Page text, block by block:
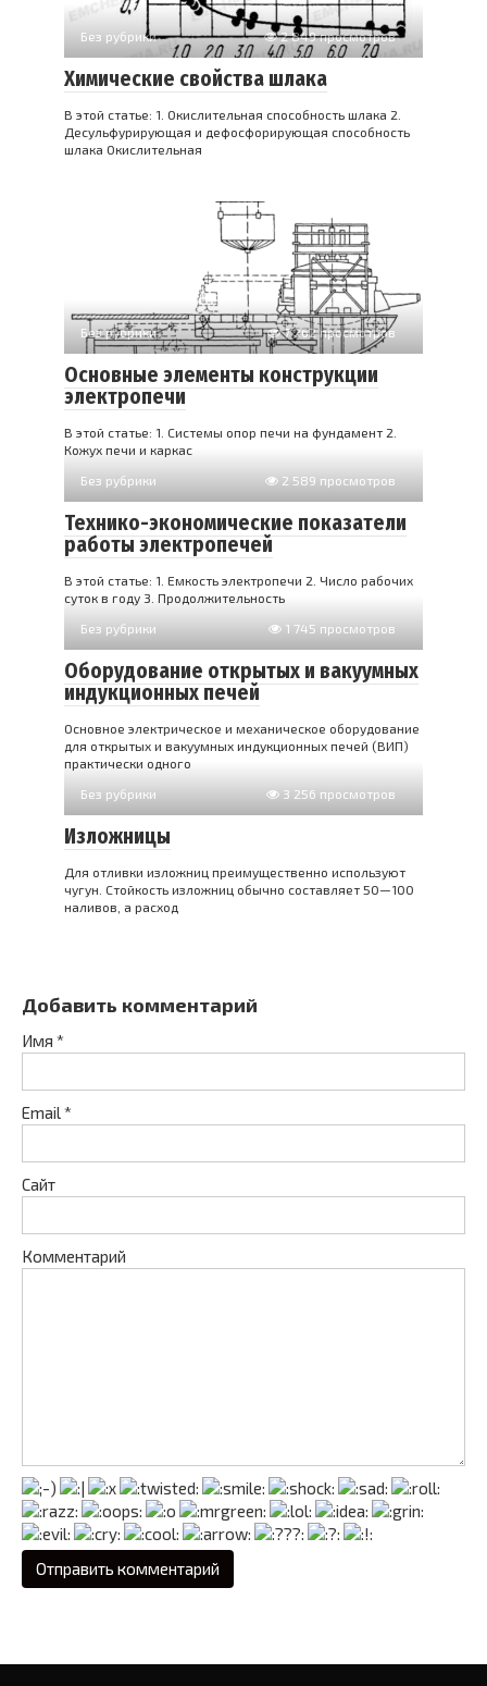
Без рубрики 2 849 просмотров
Химические свойства шлака
В этой статье: 1. Окислительная способность шлака 2.
Десульфурирующая и дефосфорирующая способность
шлака Окислительная
Без рубрики 7 262 просмотров
Основные элементы конструкции
электропечи
В этой статье: 1. Системы опор печи на фундамент 2.
Кожух печи и каркас
Без рубрики
2 589 просмотров
Технико-экономические показатели
работы электропечей
В этой статье: 1. Емкость электропечи 2. Число рабочих
суток в году 3. Продолжительность
Без рубрики
1 745 просмотров
Оборудование открытых и вакуумных
индукционных печей
Основное электрическое и механическое оборудование
для открытых и вакуумных индукционных печей (ВИП)
практически одного
Без рубрики
3 256 просмотров
Изложницы
Для отливки изложниц преимущественно используют
чугун. Стойкость изложниц обычно составляет 50—100
наливов, а расход
Добавить комментарий
Имя *
Email *
Сайт
Комментарий